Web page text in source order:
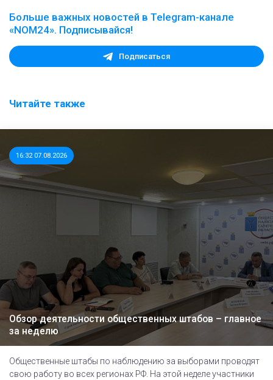
Больше важных новостей в Telegram-канале
«NOM24». Подписывайся!
Подписаться
Читайте также
16:32 07.08.2026
Обзор деятельности общественных штабов – главное
за неделю
Общественные штабы по наблюдению за выборами проводят
свою работу во всех регионах РФ. На этой неделе участники